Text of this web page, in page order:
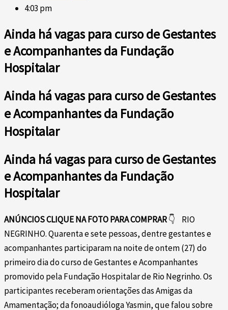
4:03 pm
Ainda há vagas para curso de Gestantes
e Acompanhantes da Fundação
Hospitalar
Ainda há vagas para curso de Gestantes
e Acompanhantes da Fundação
Hospitalar
Ainda há vagas para curso de Gestantes
e Acompanhantes da Fundação
Hospitalar
ANÚNCIOSCLIQUE NA FOTO PARA COMPRAR👇
RIO
NEGRINHO. Quarenta e sete pessoas, dentre gestantes e
acompanhantes participaram na noite de ontem (27) do
primeiro dia do curso de Gestantes e Acompanhantes
promovido pela Fundação Hospitalar de Rio Negrinho. Os
participantes receberam orientações das Amigas da
Amamentação; da fonoaudióloga Yasmin, que falou sobre